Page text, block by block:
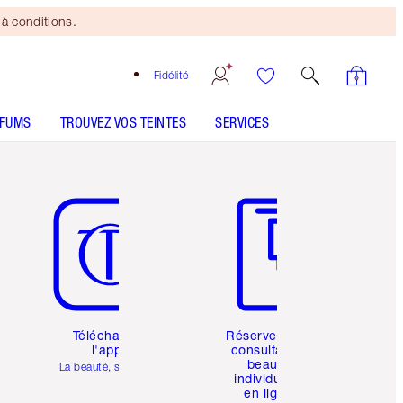
conditions.
Fidélité
TROUVEZ VOS TEINTES SERVICES
Téléchargez
l'appli
La beauté, simplifiée
Réservez une
consultation
beauté
individuelle
en ligne